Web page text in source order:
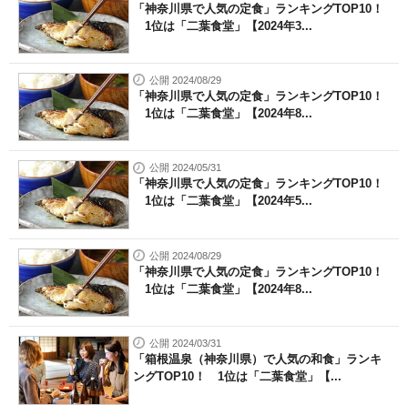
「神奈川県で人気の定食」ランキングTOP10！
1位は「二葉食堂」【2024年3...
公開 2024/08/29
「神奈川県で人気の定食」ランキングTOP10！
1位は「二葉食堂」【2024年8...
公開 2024/05/31
「神奈川県で人気の定食」ランキングTOP10！
1位は「二葉食堂」【2024年5...
公開 2024/08/29
「神奈川県で人気の定食」ランキングTOP10！
1位は「二葉食堂」【2024年8...
公開 2024/03/31
「箱根温泉（神奈川県）で人気の和食」ランキ
ングTOP10！ 1位は「二葉食堂」【...